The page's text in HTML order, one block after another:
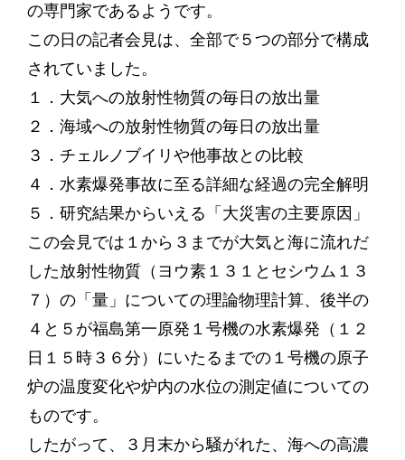
の専門家であるようです。
この日の記者会見は、全部で５つの部分で構成
されていました。
１．大気への放射性物質の毎日の放出量
２．海域への放射性物質の毎日の放出量
３．チェルノブイリや他事故との比較
４．水素爆発事故に至る詳細な経過の完全解明
５．研究結果からいえる「大災害の主要原因」
この会見では１から３までが大気と海に流れだ
した放射性物質（ヨウ素１３１とセシウム１３
７）の「量」についての理論物理計算、後半の
４と５が福島第一原発１号機の水素爆発（１２
日１５時３６分）にいたるまでの１号機の原子
炉の温度変化や炉内の水位の測定値についての
ものです。
したがって、３月末から騒がれた、海への高濃